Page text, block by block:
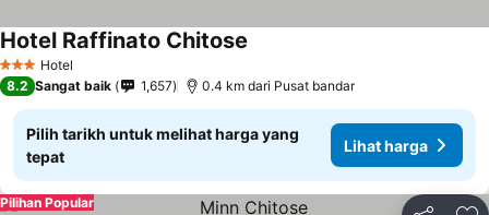
3 BintangHotel
Hotel Raffinato Chitose
8.2 Sangat baik 1,657 0.4 km dari Pusat bandar
Pilih tarikh untuk melihat harga yang
tepat
Lihat harga
Pilihan Popular